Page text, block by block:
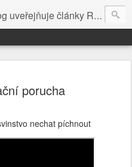
v češtině (pokud budu mit naladu) - s editacni pomoci Ludvika Dedika.
porucha
nechat píchnout